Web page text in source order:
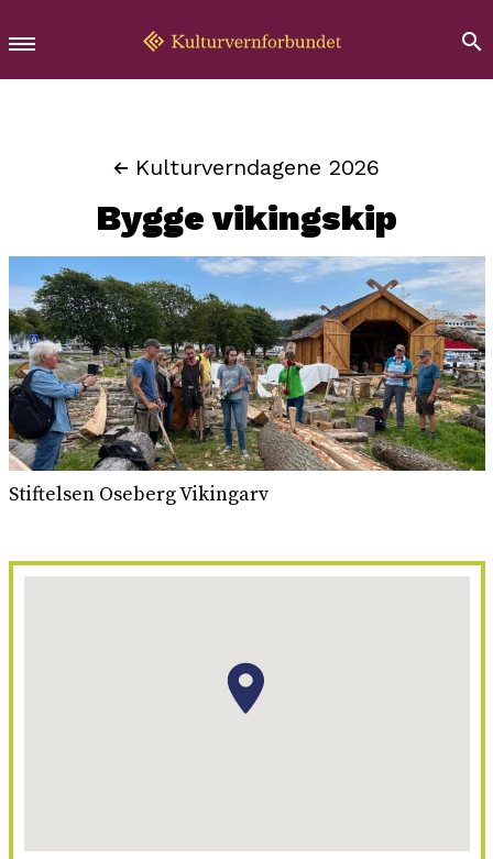
Kulturverndagene 2026
Bygge vikingskip
Stiftelsen Oseberg Vikingarv